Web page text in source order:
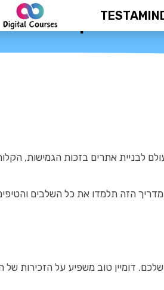
ומתקדמים
לבניית אתרים בזכות הגמישות,
הזה תלמדו את כל השלבים
דומיין טוב משפיע על הזכירות של